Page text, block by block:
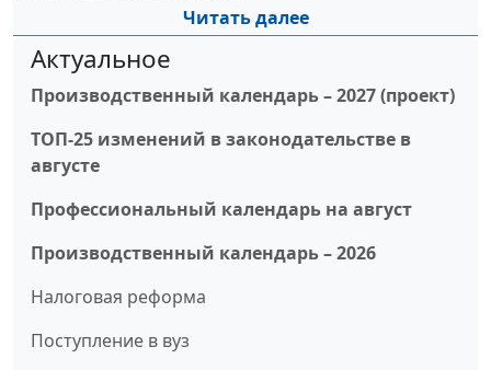
Читать далее
Актуальное
Производственный календарь – 2027 (проект)
ТОП-25 изменений в законодательстве в
августе
Профессиональный календарь на август
Производственный календарь – 2026
Налоговая реформа
Поступление в вуз